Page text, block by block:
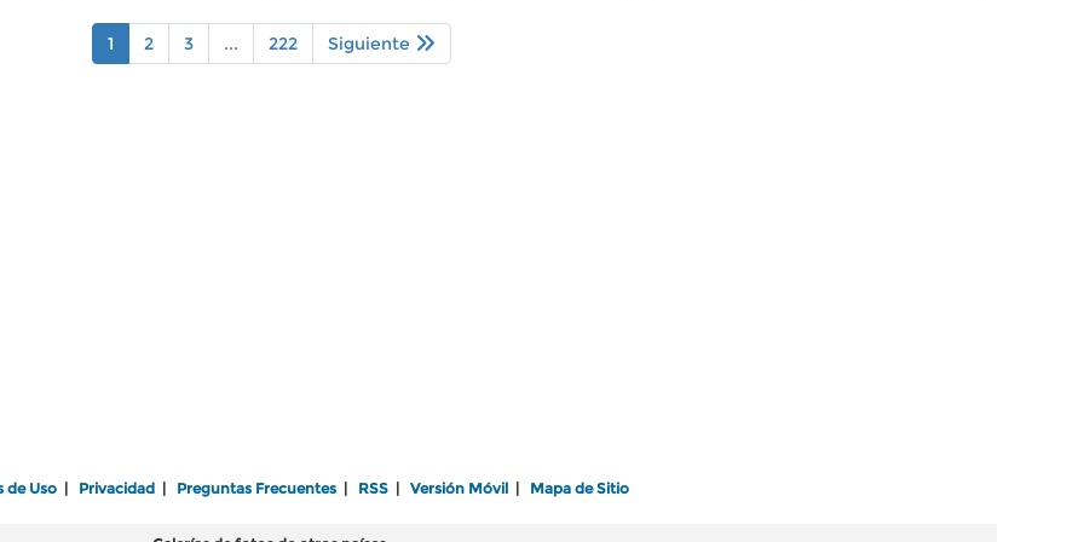
1 2 3 ... 222 Siguiente
de Uso Privacidad Preguntas Frecuentes RSS Versión Móvil Mapa de Sitio